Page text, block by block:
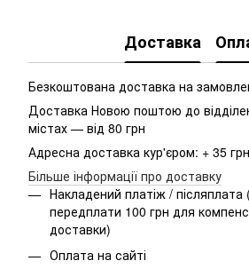
Доставка
Безкоштована доставка на
Доставка Новою поштою до
містах — від 80 грн
Адресна доставка кур'єром: + 35 грн
Більше інформації про доставку
Накладений платіж / післяплата
передплати 100 грн для
доставки)
Оплата на сайті